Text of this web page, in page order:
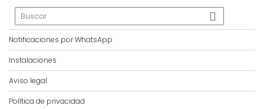
Notificaciones por WhatsApp
Instalaciones
Aviso legal
Política de privacidad